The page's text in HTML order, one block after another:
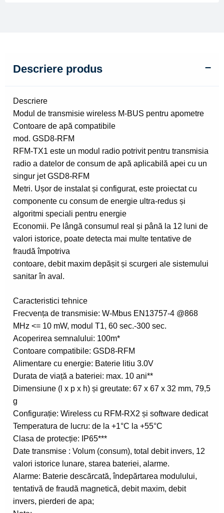
Descriere produs
Descriere
Modul de transmisie wireless M-BUS pentru apometre
Contoare de apă compatibile
mod. GSD8-RFM
RFM-TX1 este un modul radio potrivit pentru transmisia
radio a datelor de consum de apă aplicabilă apei cu un
singur jet GSD8-RFM
Metri. Ușor de instalat și configurat, este proiectat cu
componente cu consum de energie ultra-redus și
algoritmi speciali pentru energie
Economii. Pe lângă consumul real și până la 12 luni de
valori istorice, poate detecta mai multe tentative de
fraudă împotriva
contoare, debit maxim depășit și scurgeri ale sistemului
sanitar în aval.
Caracteristici tehnice
Frecvența de transmisie: W-Mbus EN13757-4 @868
MHz <= 10 mW, modul T1, 60 sec.-300 sec.
Acoperirea semnalului: 100m*
Contoare compatibile: GSD8-RFM
A limentare cu energie: Baterie litiu 3.0V
Durata de viață a bateriei: max. 10 ani**
Dimensiune ( x p x h) și greutate: 67 x 67 x 32 mm, 79,5
g
Configurație: Wireless cu RFM-RX2 și software dedicat
Temperatura de lucru: de la +1°C la +55°C
Clasa de protecție: IP65***
Date transmise : Volum (consum), total debit invers, 12
valori istorice lunare, starea bateriei, alarme.
Alarme: Baterie descărcată, îndepărtarea modulului,
tentativă de fraudă magnetică, debit maxim, debit
invers, pierderi de apa;